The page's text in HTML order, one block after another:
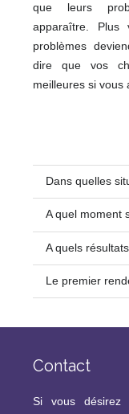
que leurs
apparaître. Plus
problèmes
dire que vos
meilleures si vous
Dans quelles
A quel moment
A quels
Le premier
Contact
Si vous désirez